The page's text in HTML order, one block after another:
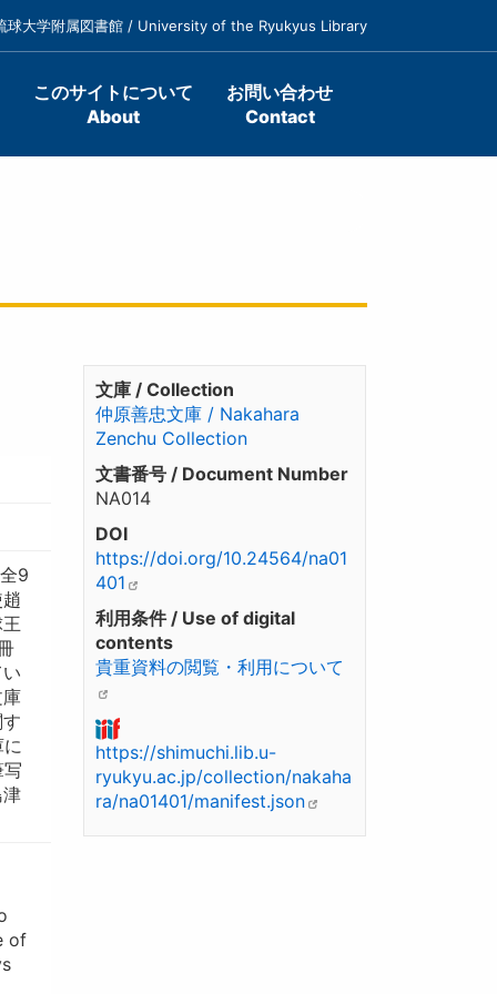
球大学附属図書館 / University of the Ryukyus Library
このサイトについて
About
お問い合わせ
Contact
9
of
文庫 / Collection
仲原善忠文庫 / Nakahara
Zenchu Collection
文書番号 / Document Number
NA014
DOI
https://doi.org/10.24564/na01
401
利用条件 / Use of digital
contents
貴重資料の閲覧・利用について
https://shimuchi.lib.u-
ryukyu.ac.jp/collection/nakaha
ra/na01401/manifest.json